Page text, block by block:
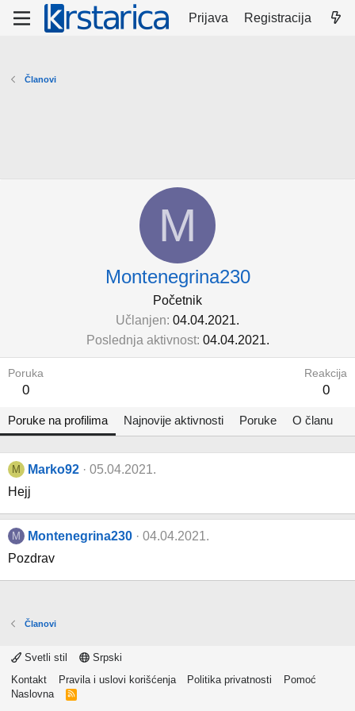
Prijava Registracija
Članovi
M
Montenegrina230
Početnik
Učlanjen 04.04.2021.
Poslednja aktivnost 04.04.2021.
Poruka
0
Reakcija
0
Poruke na profilima Najnovije aktivnosti Poruke O članu
M Marko92
05.04.2021.
Hejj
M Montenegrina230
04.04.2021.
Pozdrav
Članovi
Svetli stil
Srpski
Kontakt
Pravila i uslovi korišćenja Politika privatnosti
Pomoć
Naslovna
R